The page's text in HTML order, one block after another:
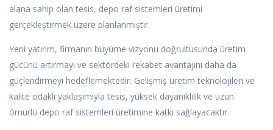
alana sahip olan tesis, depo raf sistemleri üretimi
gerçekleştirmek üzere planlanmıştır.
Yeni yatırım, firmanın büyüme vizyonu doğrultusunda üretim
gücünü artırmayı ve sektördeki rekabet avantajını daha da
güçlendirmeyi hedeflemektedir. Gelişmiş üretim teknolojileri ve
kalite odaklı yaklaşımıyla tesis, yüksek dayanıklılık ve uzun
ömürlü depo raf sistemleri üretimine katkı sağlayacaktır.